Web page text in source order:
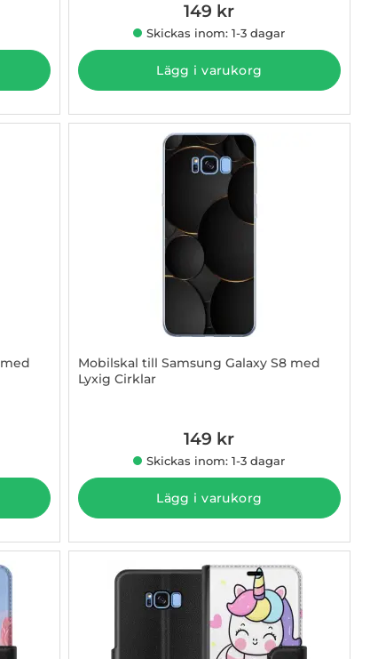
149 kr
Skickas inom: 1-3 dagar
Lägg i varukorg
Mobilskal till Samsung Galaxy S8 med
Lyxig Cirklar
149 kr
Skickas inom: 1-3 dagar
Lägg i varukorg